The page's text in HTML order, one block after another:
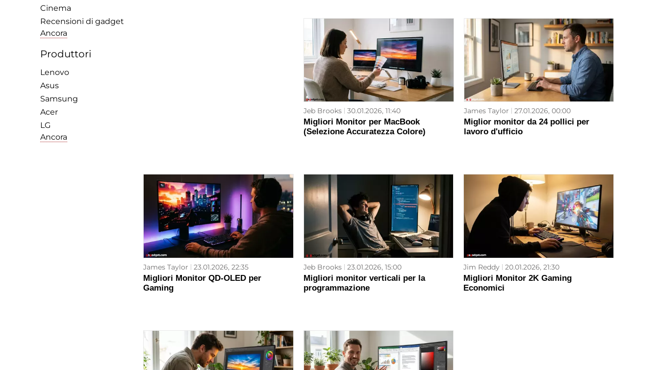
Jeb Brooks 30.01.2026, 11:40
Migliori Monitor per MacBook
(Selezione Accuratezza Colore)
James Taylor 27.01.2026, 00:00
Miglior monitor da 24 pollici per
lavoro d'ufficio
James Taylor 23.01.2026, 22:35
Migliori Monitor QD-OLED per
Gaming
Jeb Brooks 23.01.2026, 15:00
Migliori monitor verticali per la
programmazione
Jim Reddy 20.01.2026, 21:30
Migliori Monitor 2K Gaming
Economici
Cinema
Recensioni di gadget
Ancora
Produttori
Lenovo
Asus
Samsung
Acer
LG
Ancora